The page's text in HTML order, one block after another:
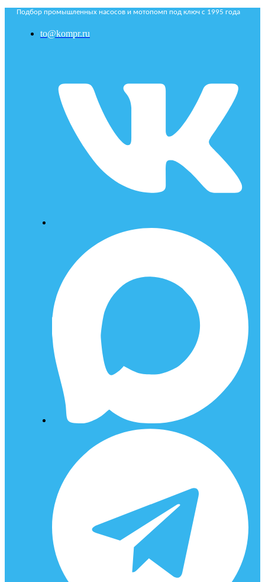
Подбор промышленных насосов и мотопомп под ключ с 1995 года
to@kompr.ru